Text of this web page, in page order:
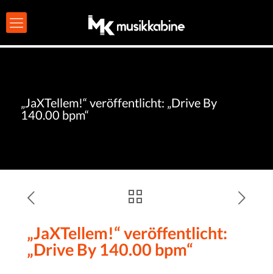
„JaXTellem!“ veröffentlicht: „Drive By
140.00 bpm“
„JaXTellem!“ veröffentlicht:
„Drive By 140.00 bpm“